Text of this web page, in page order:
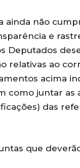
não
e
Deputados
relativas ao
acima
como juntar as
das
que